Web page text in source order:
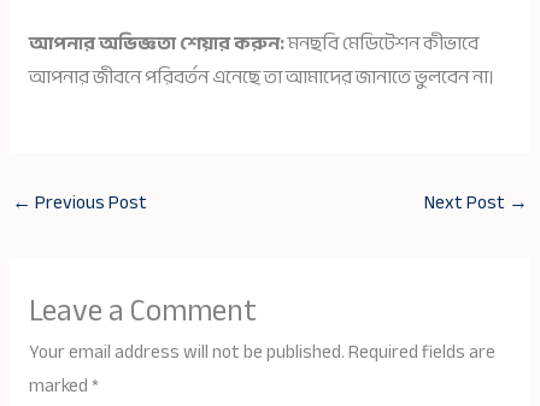
আপনার অভিজ্ঞতা শেয়ার করুন:মনছবি মেডিটেশন কীভাবে
আপনার জীবনে পরিবর্তন এনেছে তা আমাদের জানাতে ভুলবেন না।
← Previous Post Next Post →
Leave a Comment
Your email address will not be published.Required fields are
marked*